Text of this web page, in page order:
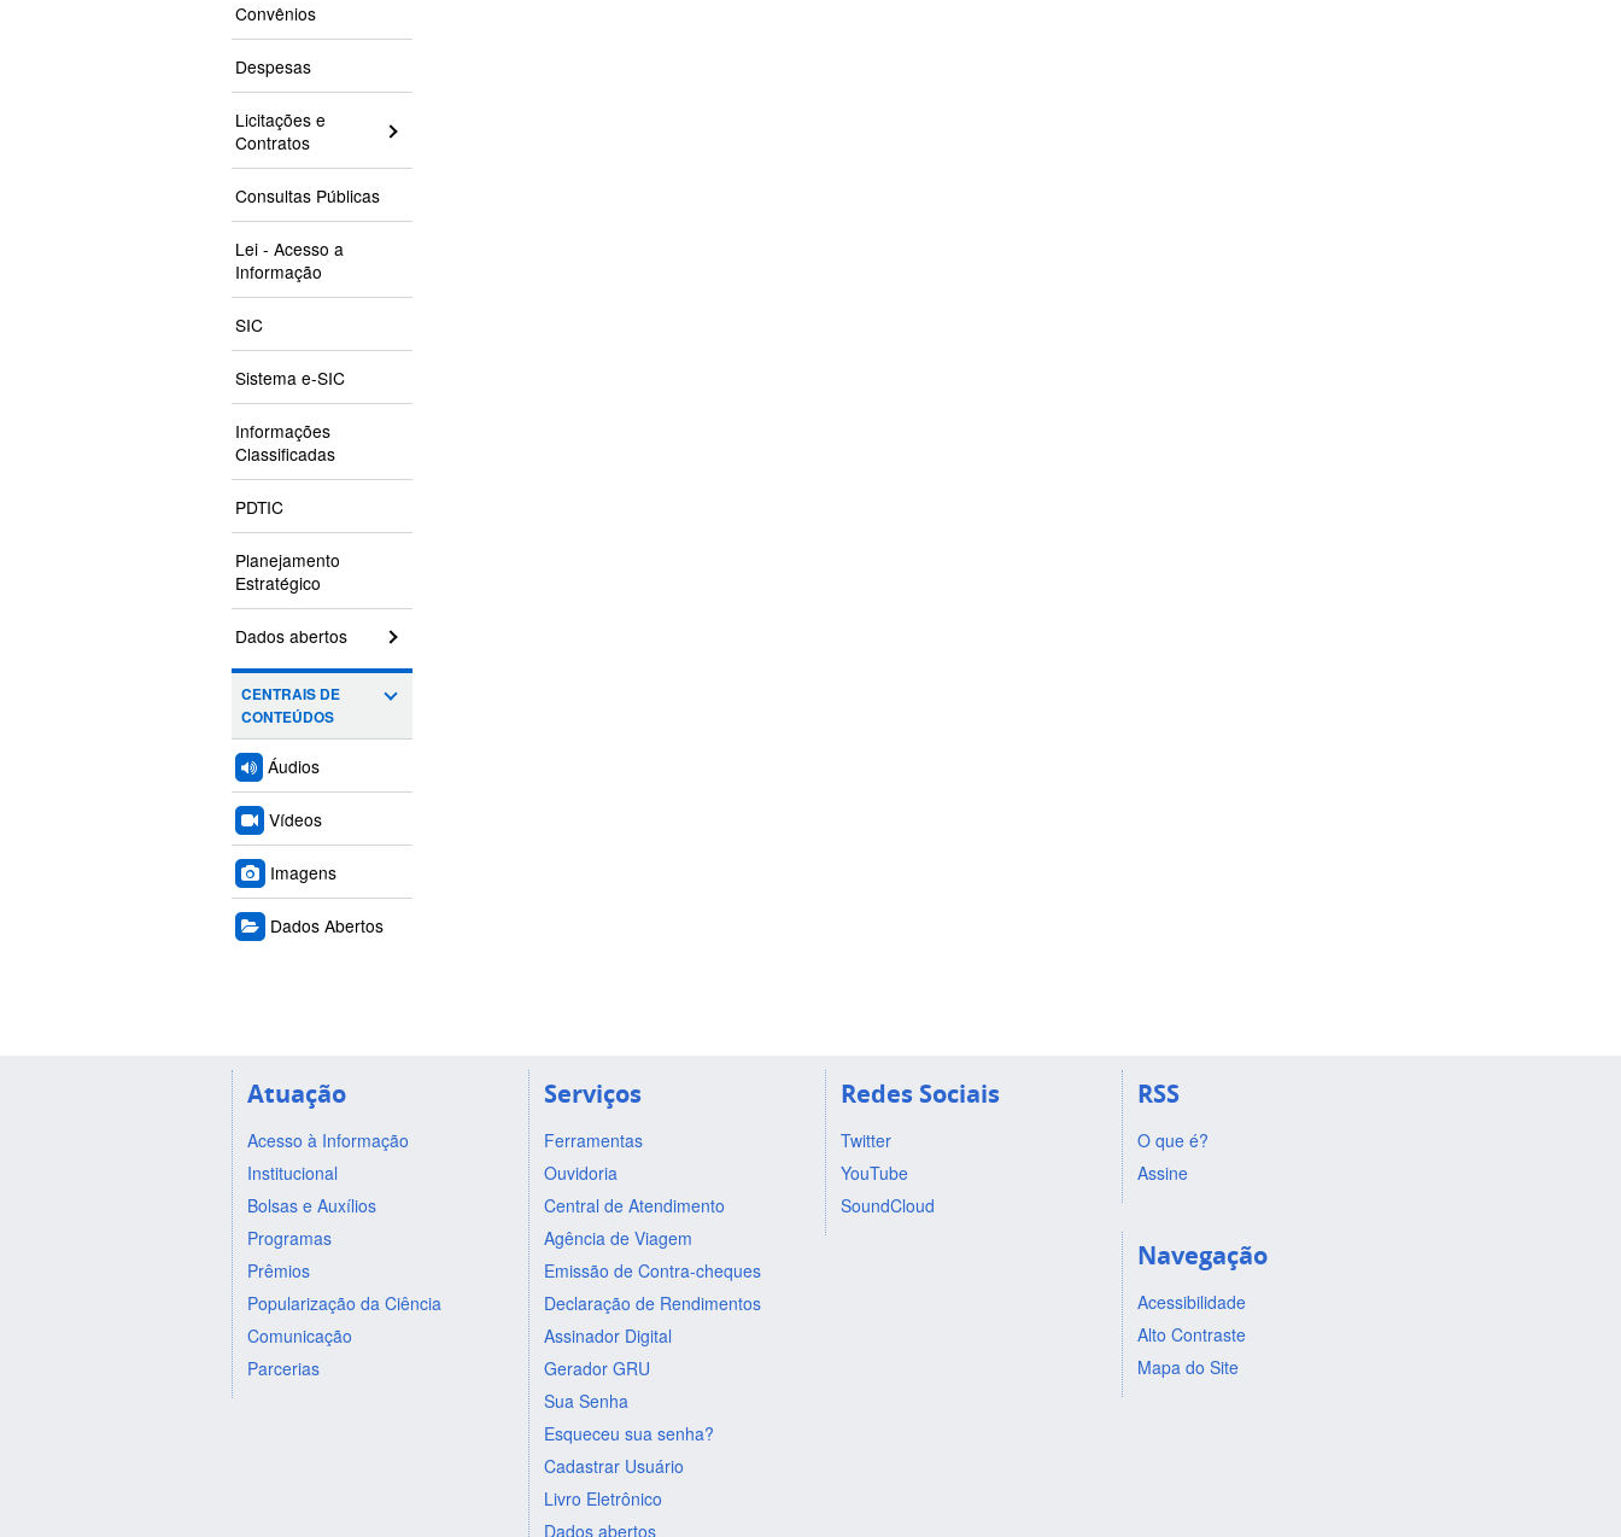
Convênios
Despesas
Licitações e
Contratos
Consultas Públicas
Lei - Acesso a
Informação
SIC
Sistema e-SIC
Informações
Classificadas
PDTIC
Planejamento
Estratégico
Dados abertos
CENTRAIS DE
CONTEÚDOS
Áudios
Vídeos
Imagens
Dados Abertos
Atuação
Acesso à Informação
Institucional
Bolsas e Auxílios
Programas
Prêmios
Popularização da Ciência
Comunicação
Parcerias
Serviços
Ferramentas
Ouvidoria
Central de Atendimento
Agência de Viagem
Emissão de Contra-cheques
Declaração de Rendimentos
Assinador Digital
Gerador GRU
Sua Senha
Esqueceu sua senha?
Cadastrar Usuário
Livro Eletrônico
Dados abertos
Redes Sociais
Twitter
YouTube
SoundCloud
RSS
O que é?
Assine
Navegação
Acessibilidade
Alto Contraste
Mapa do Site